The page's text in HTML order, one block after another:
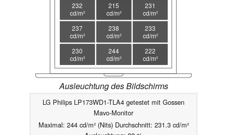
232
cd/m²
215
cd/m²
231
cd/m²
237
cd/m²
238
cd/m²
233
cd/m²
230
cd/m²
244
cd/m²
222
cd/m²
Ausleuchtung des Bildschirms
LG Philips LP173WD1-TLA4 getestet mit Gossen
Mavo-Monitor
Maximal: 244 cd/m² (Nits) Durchschnitt: 231.3 cd/m²